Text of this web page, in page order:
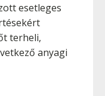
esetleges
terheli,
anyagi